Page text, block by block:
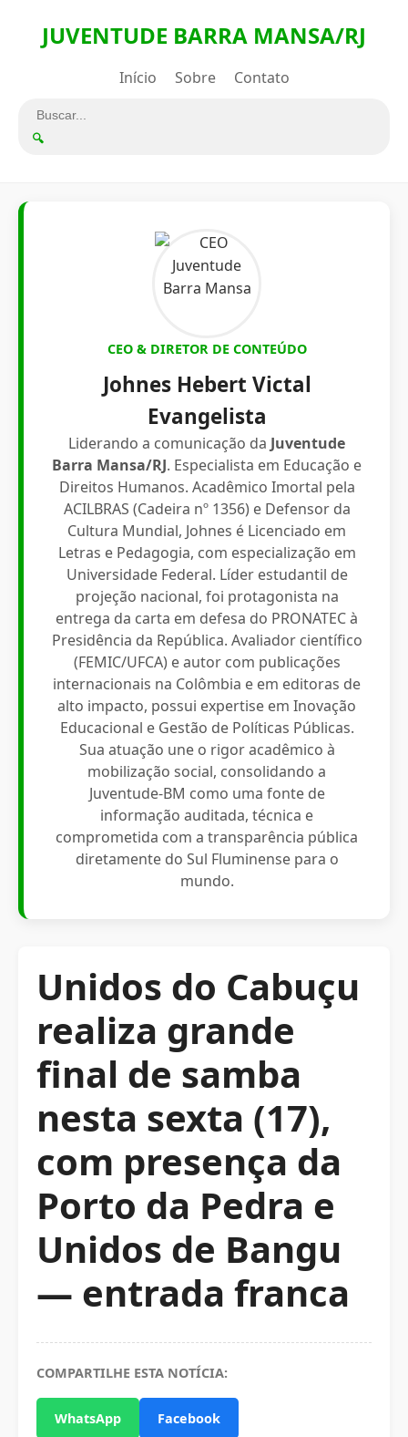
JUVENTUDE BARRA MANSA/RJ
Início Sobre Contato
🔍
CEO & DIRETOR DE CONTEÚDO
Johnes Hebert Victal
Evangelista
Liderando a comunicação da Juventude
Barra Mansa/RJ. Especialista em Educação e
Direitos Humanos. Acadêmico Imortal pela
ACILBRAS (Cadeira nº 1356) e Defensor da
Cultura Mundial, Johnes é Licenciado em
Letras e Pedagogia, com especialização em
Universidade Federal. Líder estudantil de
projeção nacional, foi protagonista na
entrega da carta em defesa do PRONATEC à
Presidência da República. Avaliador científico
(FEMIC/UFCA) e autor com publicações
internacionais na Colômbia e em editoras de
alto impacto, possui expertise em Inovação
Educacional e Gestão de Políticas Públicas.
Sua atuação une o rigor acadêmico à
mobilização social, consolidando a
Juventude-BM como uma fonte de
informação auditada, técnica e
comprometida com a transparência pública
diretamente do Sul Fluminense para o
mundo.
Unidos do Cabuçu
realiza grande
final de samba
nesta sexta (17),
com presença da
Porto da Pedra e
Unidos de Bangu
— entrada franca
COMPARTILHE ESTA NOTÍCIA:
WhatsApp Facebook